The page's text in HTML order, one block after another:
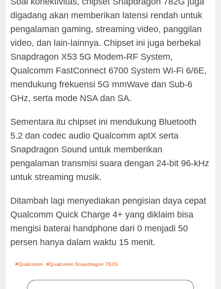
digadang akan memberikan latensi rendah untuk
pengalaman gaming, streaming video, panggilan
video, dan lain-lainnya. Chipset ini juga berbekal
Snapdragon X53 5G Modem-RF System,
Qualcomm FastConnect 6700 System Wi-Fi 6/6E,
mendukung frekuensi 5G mmWave dan Sub-6
GHz, serta mode NSA dan SA.
Sementara itu chipset ini mendukung Bluetooth
5.2 dan codec audio Qualcomm aptX serta
Snapdragon Sound untuk memberikan
pengalaman transmisi suara dengan 24-bit 96-kHz
untuk streaming musik.
Ditambah lagi menyediakan pengisian daya cepat
Qualcomm Quick Charge 4+ yang diklaim bisa
mengisi baterai handphone dari 0 menjadi 50
persen hanya dalam waktu 15 menit.
Qualcomm Qualcomm Snapdragon 782G